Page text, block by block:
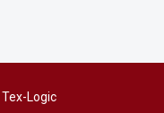
Tex-Logic